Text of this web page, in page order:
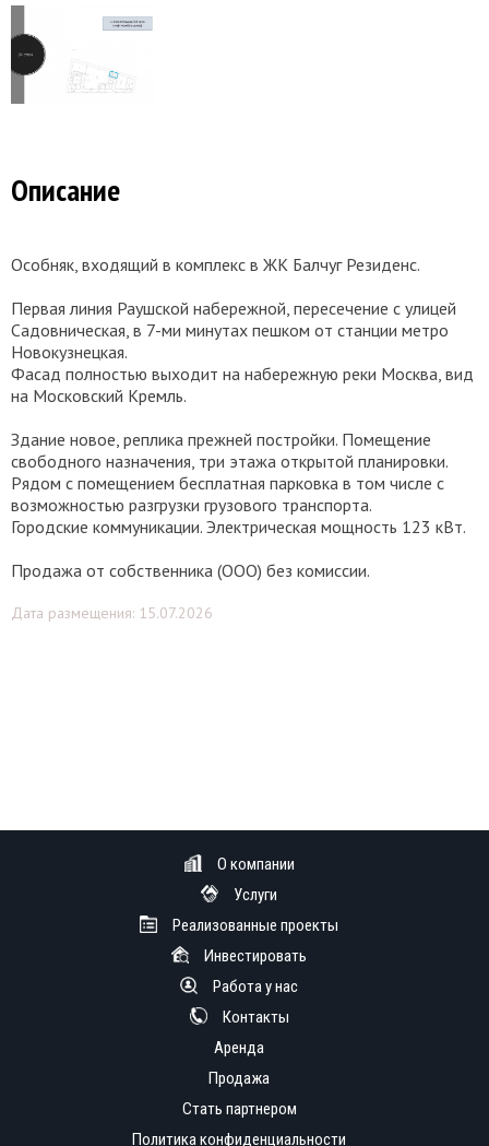
Описание
Особняк, входящий в комплекс в ЖК Балчуг Резиденс.
Первая линия Раушской набережной, пересечение с улицей
Садовническая, в 7-ми минутах пешком от станции метро
Новокузнецкая.
Фасад полностью выходит на набережную реки Москва, вид
на Московский Кремль.
Здание новое, реплика прежней постройки. Помещение
свободного назначения, три этажа открытой планировки.
Рядом с помещением бесплатная парковка в том числе с
возможностью разгрузки грузового транспорта.
Городские коммуникации. Электрическая мощность 123 кВт.
Продажа от собственника (ООО) без комиссии.
Дата размещения: 15.07.2026
О компании
Услуги
Реализованные проекты
Инвестировать
Работа у нас
Контакты
Аренда
Продажа
Стать партнером
Политика конфиденциальности